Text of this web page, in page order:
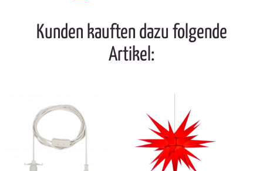
Kunden kauften dazu folgende
Artikel: